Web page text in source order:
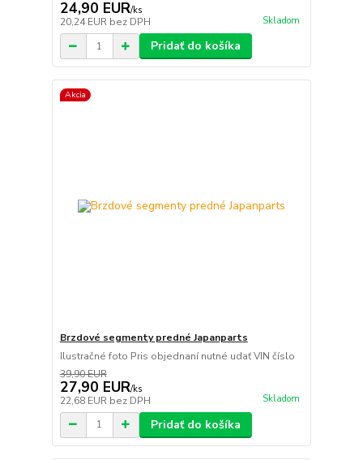
24,90 EUR/ks
20,24 EUR bez DPH Skladom
Pridať do košíka
Akcia
Brzdové segmenty predné Japanparts
Ilustračné foto Pris objednaní nutné udať VIN číslo
39,90 EUR
27,90 EUR/ks
22,68 EUR bez DPH Skladom
Pridať do košíka